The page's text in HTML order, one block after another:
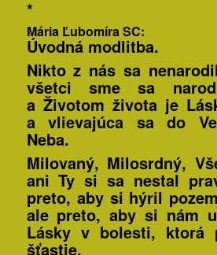
*
Mária Ľubomíra SC:
Úvodná modlitba.
Nikto z nás sa
všetci sme sa
a Životom života je
a vlievajúca sa do
Neba.
Milovaný, Milosrdný,
ani Ty si sa nestal
preto, aby si hýril
ale preto, aby si nám
Lásky v bolesti, ktorá
šťastie.